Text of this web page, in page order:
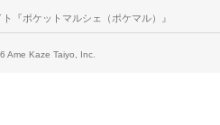
『ポケットマルシェ（ポケマル）』
Ame Kaze Taiyo, Inc.